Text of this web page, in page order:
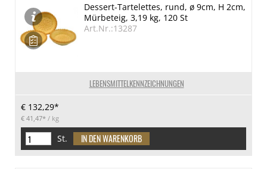
LEBENSMITTELKENNZEICHNUNGEN
Dessert-Tartelettes, rund, ø 9cm, H 2cm,
Mürbeteig, 3,19 kg, 120 St
Art.Nr.:13287
€ 132,29*
€ 41,47* / kg
St.